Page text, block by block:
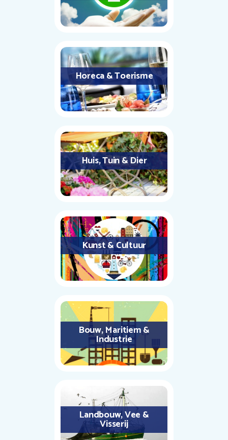
Horeca & Toerisme
Huis, Tuin & Dier
Kunst & Cultuur
Bouw, Maritiem &
Industrie
Landbouw, Vee &
Visserij